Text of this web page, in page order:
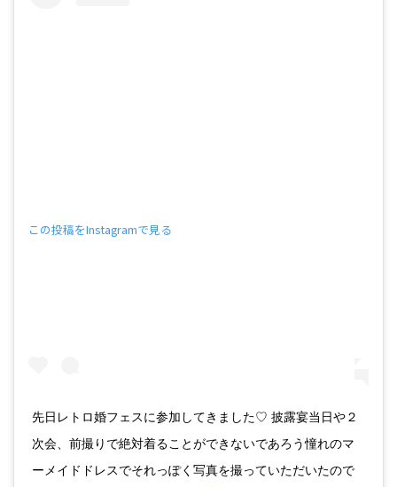
この投稿をInstagramで見る
先日レトロ婚フェスに参加してきました♡ 披露宴当日や２
次会、前撮りで絶対着ることができないであろう憧れのマ
ーメイドドレスでそれっぽく写真を撮っていただいたので